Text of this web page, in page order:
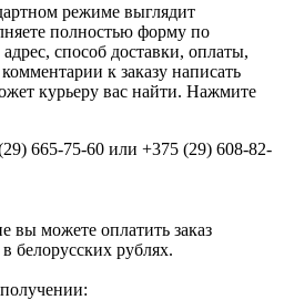
режиме выглядит
полностью форму по
способ доставки, оплаты,
к заказу написать
курьеру вас найти. Нажмите
665-75-60 или +375 (29) 608-82-
вы можете оплатить заказ
белорусских рублях.